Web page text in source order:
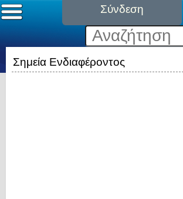
Σύνδεση
Σημεία Ενδιαφέροντος